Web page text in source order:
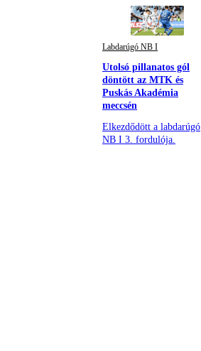
Labdarúgó NB I
Utolsó pillanatos gól
döntött az MTK és
Puskás Akadémia
meccsén
Elkezdődött a labdarúgó
NB I 3. fordulója.